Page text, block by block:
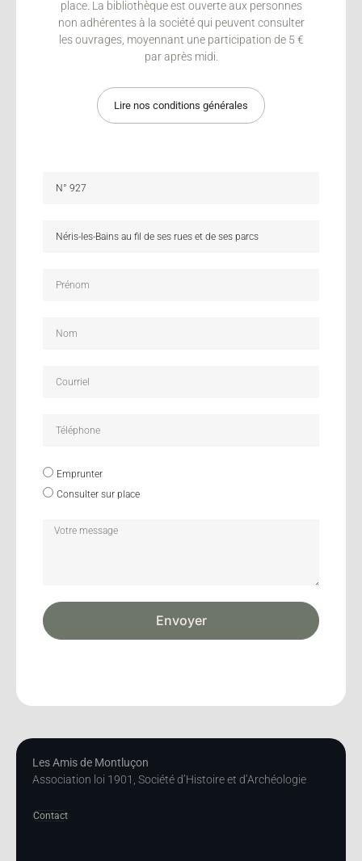
place. La bibliothèque est ouverte aux personnes
non adhérentes à la société qui peuvent consulter
les ouvrages, moyennant une participation de 5 €
par après midi.
Lire nos conditions générales
Emprunter
Consulter sur place
Envoyer
Les Amis de Montluçon
Association loi 1901, Société d’Histoire et d’Archéologie
Contact